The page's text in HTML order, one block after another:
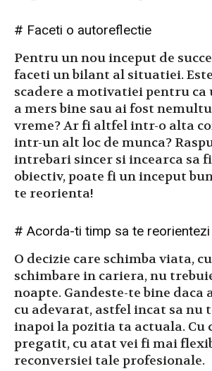
# Faceti o autoreflectie
Pentru un nou inceput de
faceti un bilant al situatiei.
scadere a motivatiei pentru ca
a mers bine sau ai fost
vreme? Ar fi altfel intr-o alta
intr-un alt loc de munca?
intrebari sincer si incearca sa
obiectiv, poate fi un inceput
te reorienta!
# Acorda-ti timp sa te reorientezi
O decizie care schimba viata,
schimbare in cariera, nu
noapte. Gandeste-te bine
cu adevarat, astfel incat sa nu
inapoi la pozitia ta actuala. Cu
pregatit, cu atat vei fi mai
reconversiei tale profesionale.